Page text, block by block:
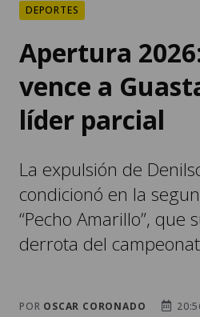
DEPORTES
Apertura
vence a
líder parcial
La expulsión de
condicionó en la
“Pecho Amarillo”, que
derrota del
POR OSCAR CORONADO